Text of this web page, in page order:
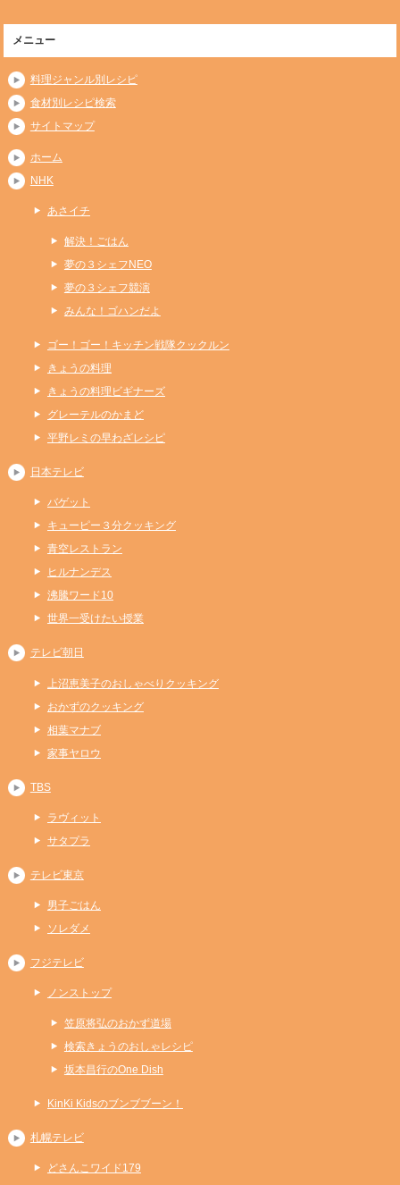
メニュー
料理ジャンル別レシピ
食材別レシピ検索
サイトマップ
ホーム
NHK
あさイチ
解決！ごはん
夢の３シェフNEO
夢の３シェフ競演
みんな！ゴハンだよ
ゴー！ゴー！キッチン戦隊クックルン
きょうの料理
きょうの料理ビギナーズ
グレーテルのかまど
平野レミの早わざレシピ
日本テレビ
バゲット
キューピー３分クッキング
青空レストラン
ヒルナンデス
沸騰ワード10
世界一受けたい授業
テレビ朝日
上沼恵美子のおしゃべりクッキング
おかずのクッキング
相葉マナブ
家事ヤロウ
TBS
ラヴィット
サタプラ
テレビ東京
男子ごはん
ソレダメ
フジテレビ
ノンストップ
笠原将弘のおかず道場
検索きょうのおしゃレシピ
坂本昌行のOne Dish
KinKi Kidsのブンブブーン！
札幌テレビ
どさんこワイド179